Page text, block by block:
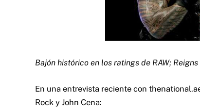
Bajón histórico en los ratings de RAW;
En una entrevista reciente con
Rock y John Cena: